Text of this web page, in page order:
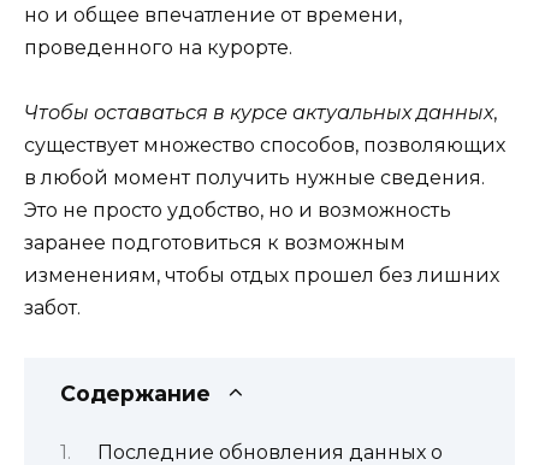
но и общее впечатление от времени,
проведенного на курорте.
Чтобы оставаться в курсе актуальных данных,
существует множество способов, позволяющих
в любой момент получить нужные сведения.
Это не просто удобство, но и возможность
заранее подготовиться к возможным
изменениям, чтобы отдых прошел без лишних
забот.
Содержание
Последние обновления данных о